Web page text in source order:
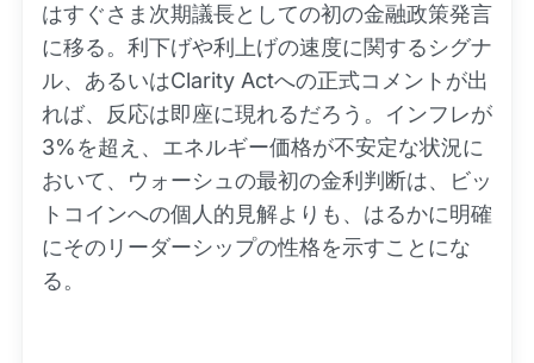
はすぐさま次期議長としての初の金融政策発言
に移る。利下げや利上げの速度に関するシグナ
ル、あるいはClarity Actへの正式コメントが出
れば、反応は即座に現れるだろう。インフレが
3%を超え、エネルギー価格が不安定な状況に
おいて、ウォーシュの最初の金利判断は、ビッ
トコインへの個人的見解よりも、はるかに明確
にそのリーダーシップの性格を示すことにな
る。